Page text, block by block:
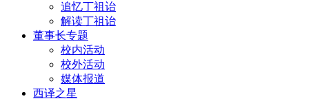
追忆丁祖诒
解读丁祖诒
董事长专题
校内活动
校外活动
媒体报道
西译之星